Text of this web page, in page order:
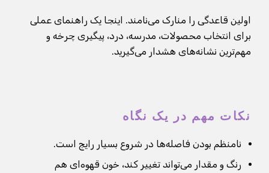
اولین قاعدگی را منارک می‌نامند. اینجا یک راهنمای عملی
برای انتخاب محصولات، مدرسه، درد، پیگیری چرخه و
مهم‌ترین نشانه‌های هشدار می‌گیرید.
نکات مهم در یک نگاه
نامنظم بودن فاصله‌ها در شروع بسیار رایج است.
رنگ و مقدار می‌تواند تغییر کند، خون قهوه‌ای هم